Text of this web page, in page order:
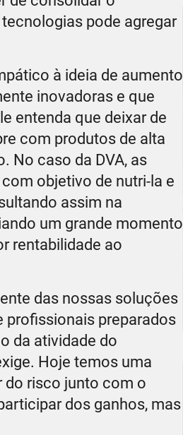
pode agregar
à ideia de aumento
inovadoras e que
entenda que deixar de
com produtos de alta
No caso da DVA, as
objetivo de nutri-la e
assim na
um grande momento
rentabilidade ao
das nossas soluções
profissionais preparados
da atividade do
Hoje temos uma
do risco junto com o
dos ganhos, mas